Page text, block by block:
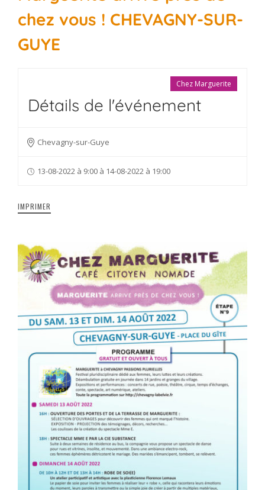
chez vous ! CHEVAGNY-SUR-
GUYE
Chez Marguerite
Détails de l'événement
Chevagny-sur-Guye
13-08-2022 à 9:00 à 14-08-2022 à 19:00
IMPRIMER